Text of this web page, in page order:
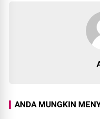
ANDA MUNGKIN